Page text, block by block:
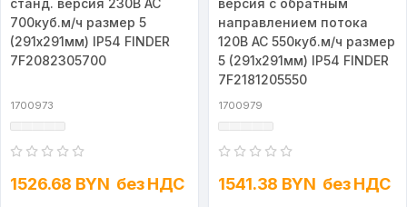
станд. версия 230В AC
700куб.м/ч размер 5
(291х291мм) IP54 FINDER
7F2082305700
1700973
1526.68 BYN без НДС
версия с обратным
направлением потока
120В AC 550куб.м/ч размер
5 (291х291мм) IP54 FINDER
7F2181205550
1700979
1541.38 BYN без НДС